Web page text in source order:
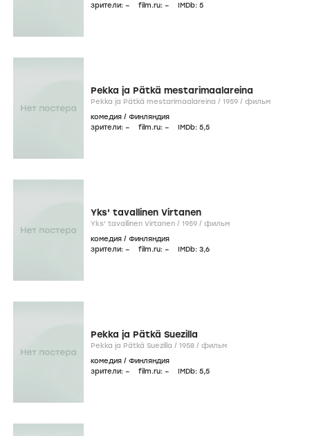
зрители: – film.ru: – IMDb: 5
Pekka ja Pätkä mestarimaalareina
Pekka ja Pätkä mestarimaalareina / 1959 / фильм
комедия / Финляндия
зрители: – film.ru: – IMDb: 5,5
Yks' tavallinen Virtanen
Yks' tavallinen Virtanen / 1959 / фильм
комедия / Финляндия
зрители: – film.ru: – IMDb: 3,6
Pekka ja Pätkä Suezilla
Pekka ja Pätkä Suezilla / 1958 / фильм
комедия / Финляндия
зрители: – film.ru: – IMDb: 5,5